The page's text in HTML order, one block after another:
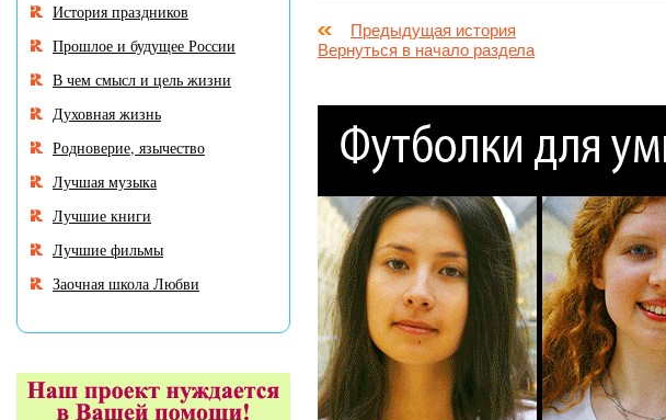
Предыдущая история
Вернуться в начало раздела
История праздников
Прошлое и будущее России
В чем смысл и цель жизни
Духовная жизнь
Родноверие, язычество
Лучшая музыка
Лучшие книги
Лучшие фильмы
Заочная школа Любви